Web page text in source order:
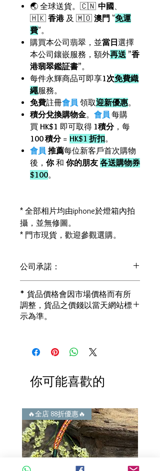
🌏 全球送貨。🇨🇳 中國 、
🇭🇰 香港及 🇲🇴 澳門 "免運
費"。
購買本公司翡翠，並當日 選擇
本公司鑲嵌服務，額外再送 ”香
港翡翠鑑証書”。
每件永輝商品可即享1次免費織
繩服務。
免費註冊會員 領取迎新優惠。
積分兌換購物金。 會員 每購
買 HK$1 即可取得 1積分，每
100 積分= HK$1 折扣。
會員 推薦每位新客戶首次購物
後， 你和 你的朋友 各送購物券
$100。
* 全部相片均由iphone於燈箱內拍
攝，並無修圖。
* 門市現貨，歡迎參觀選購。
公司承諾：
冇加色！冇化妝！
i) 所有已鑲玉器珠寶丶玉鐲丶擺件皆 奉
送 [香港翡翠鑑証書]
i) 成色足。冇鍍金！冇包金！冇假金！
3) 顧客所花費一分一毫全部都是珠寶本
i) 無佣金！無租金！無買手費！真真正
正行內批發價。
謝絕紙上談兵。
* 貨品價格會因市場價格而有所
調整，貨品之價錢以當天網站標
示為準。
你可能喜歡的
🔥全店 88折優惠🔥